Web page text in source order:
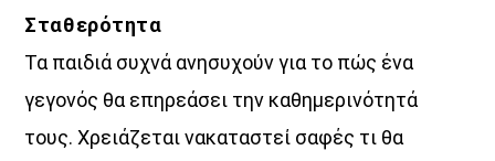
Σταθερότητα
Τα παιδιά συχνά ανησυχούν για το πώς ένα
γεγονός θα επηρεάσει την καθημερινότητά
τους. Χρειάζεται νακαταστεί σαφές τι θα